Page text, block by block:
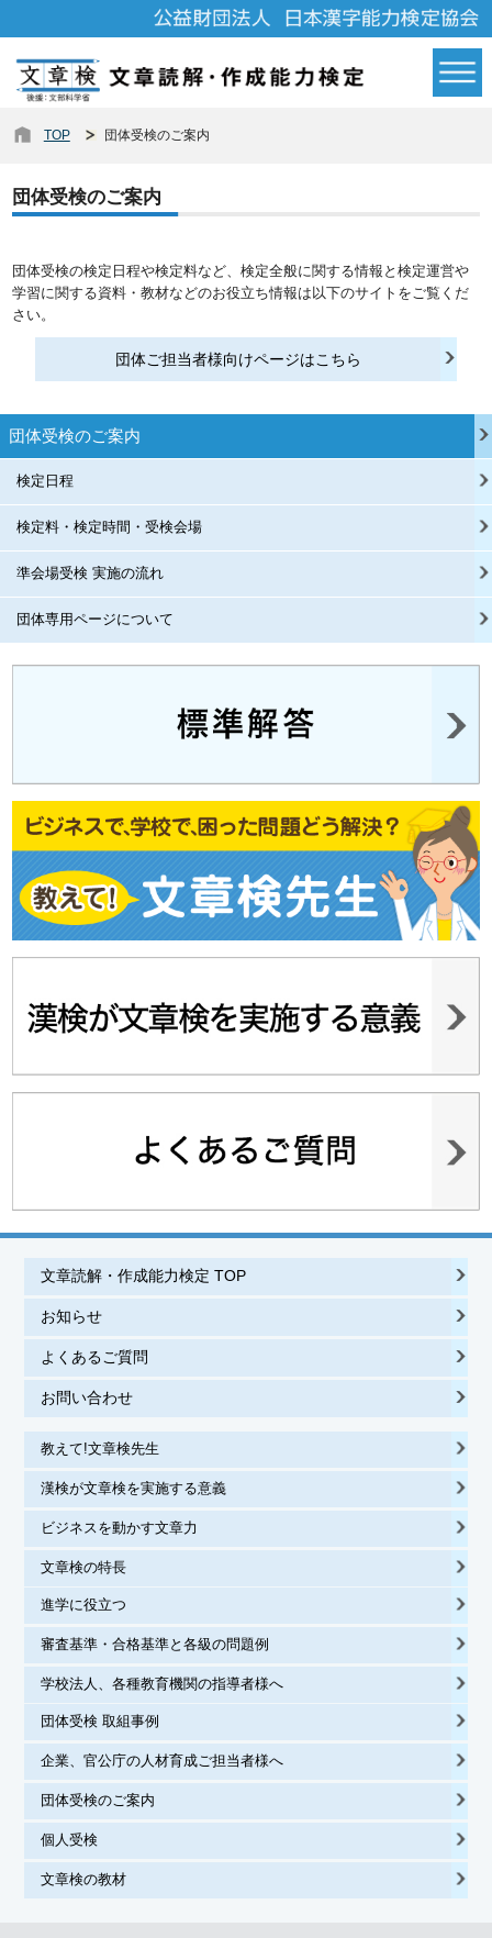
TOP 団体受検のご案内
団体受検のご案内
団体受検の検定日程や検定料など、検定全般に関する情報と検定運営や
学習に関する資料・教材などのお役立ち情報は以下のサイトをご覧くだ
さい。
団体ご担当者様向けページはこちら
団体受検のご案内
検定日程
検定料・検定時間・受検会場
準会場受検 実施の流れ
団体専用ページについて
文章読解・作成能力検定 TOP
お知らせ
よくあるご質問
お問い合わせ
教えて!文章検先生
漢検が文章検を実施する意義
ビジネスを動かす文章力
文章検の特長
進学に役立つ
審査基準・合格基準と各級の問題例
学校法人、各種教育機関の指導者様へ
団体受検 取組事例
企業、官公庁の人材育成ご担当者様へ
団体受検のご案内
個人受検
文章検の教材